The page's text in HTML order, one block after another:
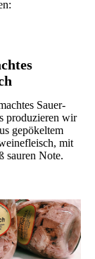
Sau­er­
produzieren wir
ge­pö­kel­tem
mit
sauren Note.